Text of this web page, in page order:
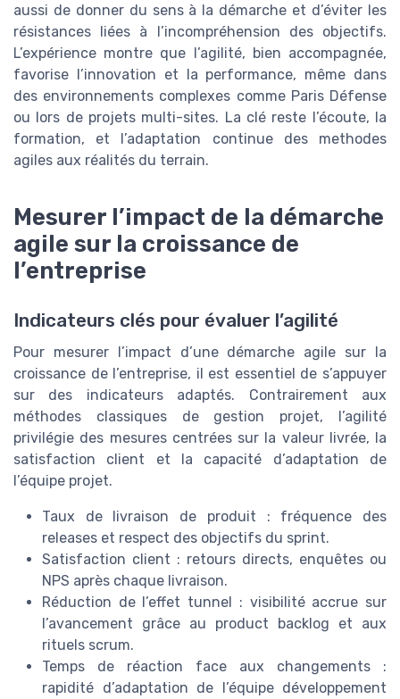
aussi de donner du sens à la démarche et d’éviter les
résistances liées à l’incompréhension des objectifs.
L’expérience montre que l’agilité, bien accompagnée,
favorise l’innovation et la performance, même dans
des environnements complexes comme Paris Défense
ou lors de projets multi-sites. La clé reste l’écoute, la
formation, et l’adaptation continue des methodes
agiles aux réalités du terrain.
Mesurer l’impact de la démarche
agile sur la croissance de
l’entreprise
Indicateurs clés pour évaluer l’agilité
Pour mesurer l’impact d’une démarche agile sur la
croissance de l’entreprise, il est essentiel de s’appuyer
sur des indicateurs adaptés. Contrairement aux
méthodes classiques de gestion projet, l’agilité
privilégie des mesures centrées sur la valeur livrée, la
satisfaction client et la capacité d’adaptation de
l’équipe projet.
Taux de livraison de produit : fréquence des
releases et respect des objectifs du sprint.
Satisfaction client : retours directs, enquêtes ou
NPS après chaque livraison.
Réduction de l’effet tunnel : visibilité accrue sur
l’avancement grâce au product backlog et aux
rituels scrum.
Temps de réaction face aux changements :
rapidité d’adaptation de l’équipe développement